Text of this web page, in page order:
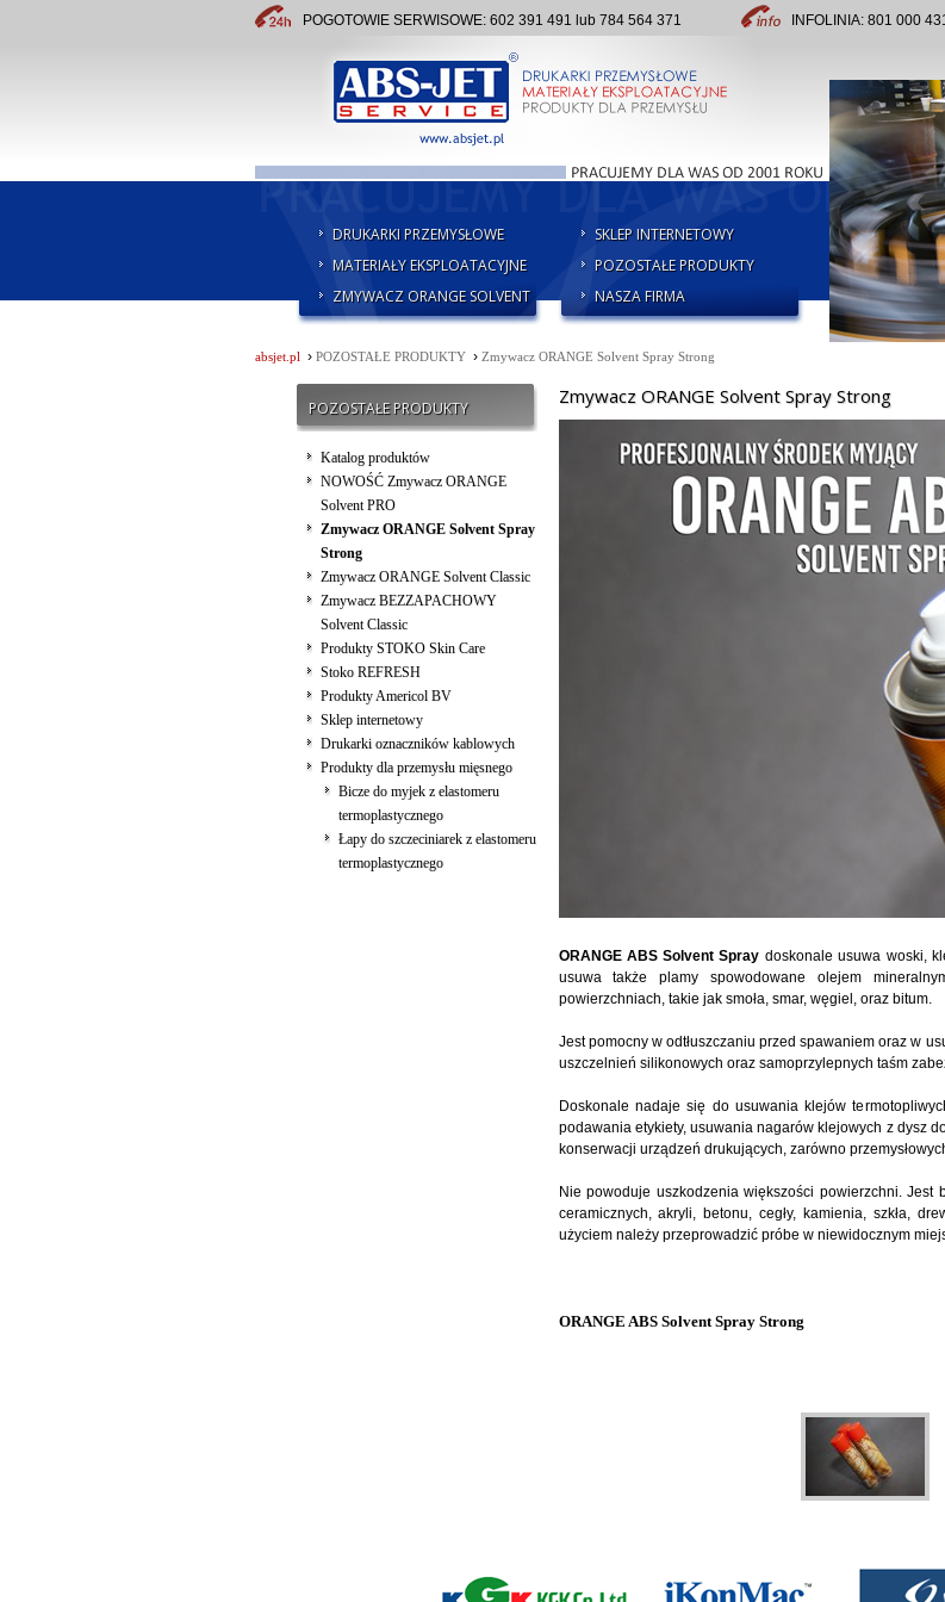
POGOTOWIE SERWISOWE: 602 391 491 lub 784 564 371 INFOLINIA: 801 000
DRUKARKI PRZEMYSŁOWE
MATERIAŁY EKSPLOATACYJNE
ZMYWACZ ORANGE SOLVENT
SKLEP INTERNETOWY
POZOSTAŁE PRODUKTY
NASZA FIRMA
absjet.pl› POZOSTAŁE PRODUKTY› Zmywacz ORANGE Solvent Spray Strong
POZOSTAŁE PRODUKTY
Katalog produktów
NOWOŚĆ Zmywacz ORANGE
Solvent PRO
Zmywacz ORANGE Solvent Spray
Strong
Zmywacz ORANGE Solvent Classic
Zmywacz BEZZAPACHOWY
Solvent Classic
Produkty STOKO Skin Care
Stoko REFRESH
Produkty Americol BV
Sklep internetowy
Drukarki oznaczników kablowych
Produkty dla przemysłu mięsnego
Bicze do myjek z elastomeru
termoplastycznego
Łapy do szczeciniarek z elastomeru
termoplastycznego
Zmywacz ORANGE Solvent Spray Strong
ORANGE ABS Solvent Spray doskonale usuwa woski,
usuwa także plamy spowodowane olejem
powierzchniach, takie jak smoła, smar, węgiel, oraz bitum.
Jest pomocny w odtłuszczaniu przed spawaniem oraz w
uszczelnień silikonowych oraz samoprzylepnych taśm
Doskonale nadaje się do usuwania klejów
podawania etykiety, usuwania nagarów klejowych z dysz
konserwacji urządzeń drukujących, zarówno
Nie powoduje uszkodzenia większości powierzchni. Jest
ceramicznych, akryli, betonu, cegły, kamienia, szkła,
użyciem należy przeprowadzić próbe w niewidocznym
ORANGE ABS Solvent Spray Strong